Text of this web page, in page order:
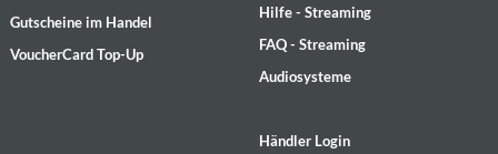
Gutscheine im Handel
VoucherCard Top-Up
Hilfe - Streaming
FAQ - Streaming
Audiosysteme
Händler Login